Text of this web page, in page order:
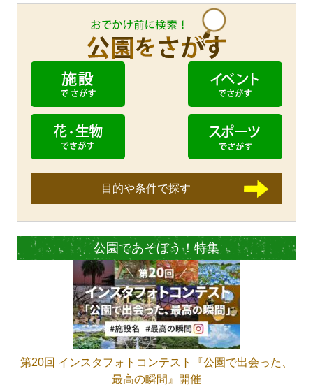
目的や条件で探す
公園であそぼう！特集
第20回 インスタフォトコンテスト『公園で出会った、
最高の瞬間』開催